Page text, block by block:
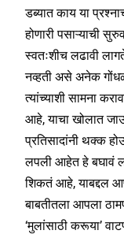
डब्यात काय या
होणारी पसाऱ्याची
स्वतःशीच लढावी
नव्हती असे अनेक
त्यांच्याशी सामना
आहे, याचा खोलात
प्रतिसादांनी थक्क
लपली आहेत हे बघावं
शिकतं आहे, याबद्दल
बाबतीतला आपला
‘मुलांसाठी करूया’